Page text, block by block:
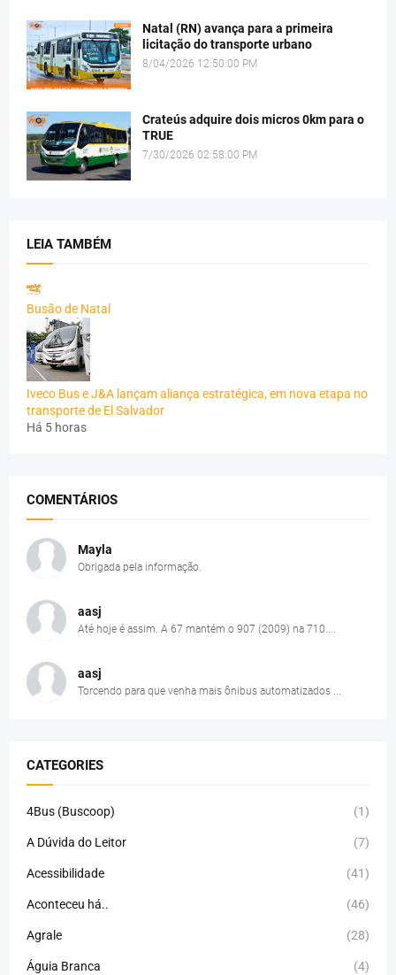
Natal (RN) avança para a primeira
licitação do transporte urbano
8/04/2026 12:50:00 PM
Crateús adquire dois micros 0km para o
TRUE
7/30/2026 02:58:00 PM
LEIA TAMBÉM
Busão de Natal
Iveco Bus e J&A lançam aliança estratégica, em nova etapa no
transporte de El Salvador
Há 5 horas
COMENTÁRIOS
Mayla
Obrigada pela informação.
aasj
Até hoje é assim. A 67 mantém o 907 (2009) na 710....
aasj
Torcendo para que venha mais ônibus automatizados ...
CATEGORIES
4Bus (Buscoop) (1)
A Dúvida do Leitor (7)
Acessibilidade (41)
Aconteceu há.. (46)
Agrale (28)
Águia Branca (4)